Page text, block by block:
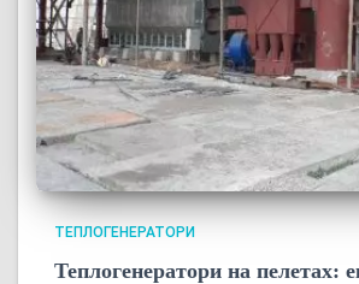
ТЕПЛОГЕНЕРАТОРИ
Теплогенератори на пелетах: